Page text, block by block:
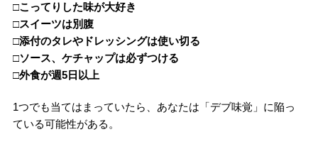
□こってりした味が大好き
□スイーツは別腹
□添付のタレやドレッシングは使い切る
□ソース、ケチャップは必ずつける
□外食が週5日以上
1つでも当てはまっていたら、あなたは「デブ味覚」に陥っ
ている可能性がある。